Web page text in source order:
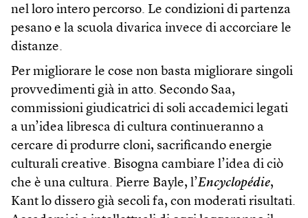
nel loro intero percorso. Le condizioni di partenza
pesano e la scuola divarica invece di accorciare le
distanze.
Per migliorare le cose non basta migliorare singoli
provvedimenti già in atto. Secondo Saa,
commissioni giudicatrici di soli accademici legati
a un’idea libresca di cultura continueranno a
cercare di produrre cloni, sacrificando energie
culturali creative. Bisogna cambiare l’idea di ciò
che è una cultura. Pierre Bayle, l’Encyclopédie,
Kant lo dissero già secoli fa, con moderati risultati.